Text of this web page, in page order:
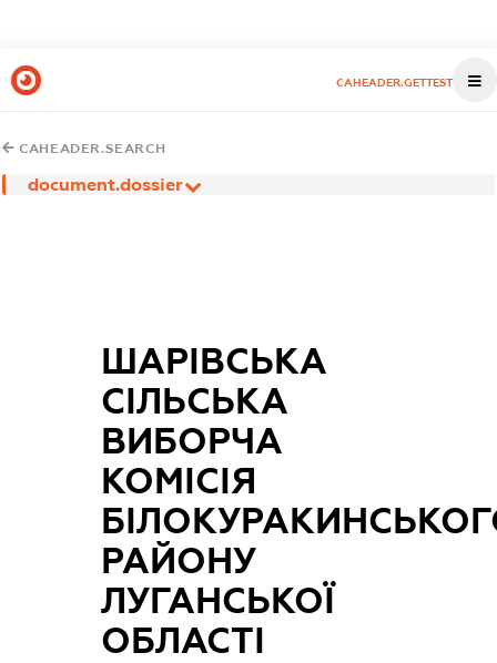
CAHEADER.GETTEST
CAHEADER.SEARCH
document.dossier
ШАРІВСЬКА
СІЛЬСЬКА
ВИБОРЧА
КОМІСІЯ
РАЙОНУ
ЛУГАНСЬКОЇ
ОБЛАСТІ